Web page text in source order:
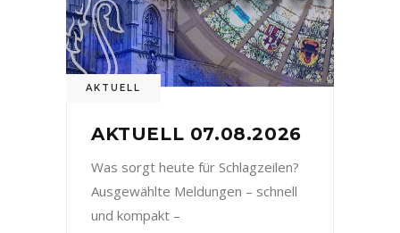
AKTUELL
AKTUELL 07.08.2026
Was sorgt heute für Schlagzeilen?
Ausgewählte Meldungen – schnell
und kompakt –